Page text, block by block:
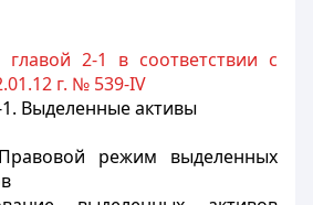
2-1 в соответствии с
г. № 539-IV
1. Выделенные активы
режим выделенных